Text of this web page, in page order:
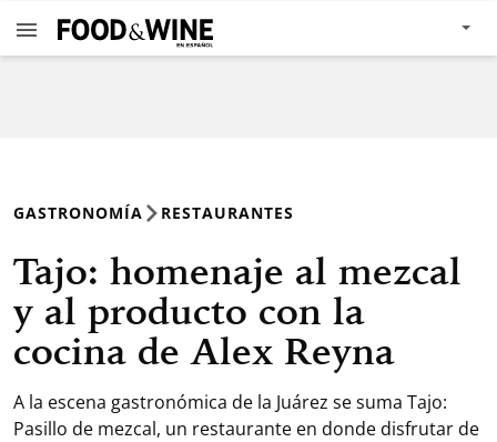
GASTRONOMÍA RESTAURANTES
Tajo: homenaje al mezcal
y al producto con la
cocina de Alex Reyna
A la escena gastronómica de la Juárez se suma Tajo:
Pasillo de mezcal, un restaurante en donde disfrutar de